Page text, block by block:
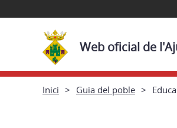
Web oficial de
Inici Guia del poble